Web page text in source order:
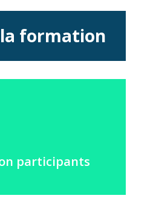
formation
participants